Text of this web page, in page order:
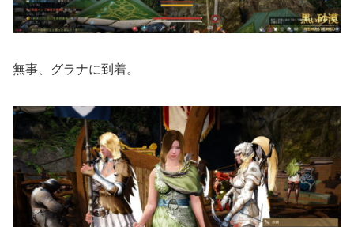
無事、グラナに到着。